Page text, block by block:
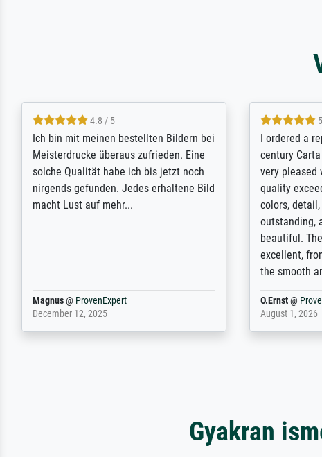
5 / 5
Rundum positive Erfahrung. Die
Ausführung des Auftrags hat eine Weile
gedauert, die angekündigte Lieferzeit
wurde aber letztlich sogar etwas
unterschritten. Die Qualität des Papiers
Dr.@ProvenExpert
February 3, 2026
The team at
meet its
expert
results for
client. The
repertoire of
will provide
regards to
repertoire.
Anonym@
April 22, 2026
Gyakran